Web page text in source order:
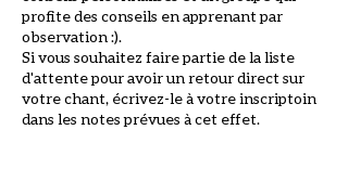
profite des conseils en apprenant par
observation :).
Si vous souhaitez faire partie de la liste
d'attente pour avoir un retour direct sur
votre chant, écrivez-le à votre inscriptoin
dans les notes prévues à cet effet.